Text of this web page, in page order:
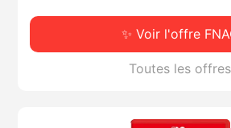
✨ Voir l'offre
Toutes les offres